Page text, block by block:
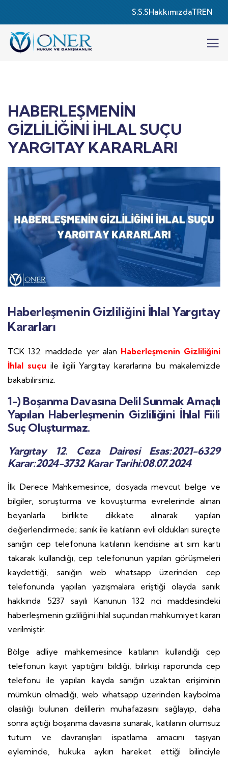
S.S.SHakkımızdaTREN
HABERLEŞMENİN
GİZLİLİĞİNİ İHLAL SUÇU
YARGITAY KARARLARI
Haberleşmenin Gizliliğini İhlal Yargıtay
Kararları
TCK 132. maddede yer alan Haberleşmenin Gizliliğini
İhlal suçu ile ilgili Yargıtay kararlarına bu makalemizde
bakabilirsiniz.
1-) Boşanma Davasına Delil Sunmak Amaçlı
Yapılan Haberleşmenin Gizliliğini İhlal Fiili
Suç Oluşturmaz.
Yargıtay 12. Ceza Dairesi Esas:2021-6329
Karar:2024-3732 Karar Tarihi:08.07.2024
İlk Derece Mahkemesince, dosyada mevcut belge ve
bilgiler, soruşturma ve kovuşturma evrelerinde alınan
beyanlarla birlikte dikkate alınarak yapılan
değerlendirmede; sanık ile katılanın evli oldukları süreçte
sanığın cep telefonuna katılanın kendisine ait sim kartı
takarak kullandığı, cep telefonunun yapılan görüşmeleri
kaydettiği, sanığın web whatsapp üzerinden cep
telefonunda yapılan yazışmalara eriştiği olayda sanık
hakkında 5237 sayılı Kanunun 132 nci maddesindeki
haberleşmenin gizliliğini ihlal suçundan mahkumiyet kararı
verilmiştir.
Bölge adliye mahkemesince katılanın kullandığı cep
telefonun kayıt yaptığını bildiği, bilirkişi raporunda cep
telefonu ile yapılan kayda sanığın uzaktan erişiminin
mümkün olmadığı, web whatsapp üzerinden kaybolma
olasılığı bulunan delillerin muhafazasını sağlayıp, daha
sonra açtığı boşanma davasına sunarak, katılanın olumsuz
tutum ve davranışları ispatlama amacını taşıyan
eyleminde, hukuka aykırı hareket ettiği bilinciyle